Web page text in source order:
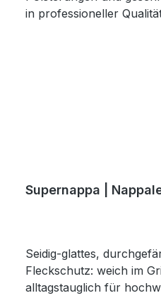
Supernappa |
Seidig-glattes,
Fleckschutz: weich im
alltagstauglich für